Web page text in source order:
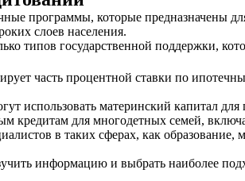
программы, которые
слоев населения.
типов государственной поддержки,
часть процентной ставки по
использовать материнский капитал
кредитам для многодетных семей,
в таких сферах, как образование,
информацию и выбрать наиболее